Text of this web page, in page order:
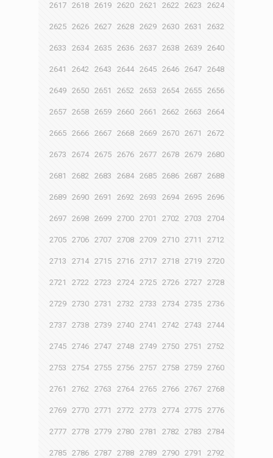
2617 2618 2619 2620 2621 2622 2623 2624
2625 2626 2627 2628 2629 2630 2631 2632
2633 2634 2635 2636 2637 2638 2639 2640
2641 2642 2643 2644 2645 2646 2647 2648
2649 2650 2651 2652 2653 2654 2655 2656
2657 2658 2659 2660 2661 2662 2663 2664
2665 2666 2667 2668 2669 2670 2671 2672
2673 2674 2675 2676 2677 2678 2679 2680
2681 2682 2683 2684 2685 2686 2687 2688
2689 2690 2691 2692 2693 2694 2695 2696
2697 2698 2699 2700 2701 2702 2703 2704
2705 2706 2707 2708 2709 2710 2711 2712
2713 2714 2715 2716 2717 2718 2719 2720
2721 2722 2723 2724 2725 2726 2727 2728
2729 2730 2731 2732 2733 2734 2735 2736
2737 2738 2739 2740 2741 2742 2743 2744
2745 2746 2747 2748 2749 2750 2751 2752
2753 2754 2755 2756 2757 2758 2759 2760
2761 2762 2763 2764 2765 2766 2767 2768
2769 2770 2771 2772 2773 2774 2775 2776
2777 2778 2779 2780 2781 2782 2783 2784
2785 2786 2787 2788 2789 2790 2791 2792